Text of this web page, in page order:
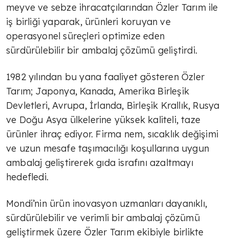
meyve ve sebze ihracatçılarından Özler Tarım ile
iş birliği yaparak, ürünleri koruyan ve
operasyonel süreçleri optimize eden
sürdürülebilir bir ambalaj çözümü geliştirdi.
1982 yılından bu yana faaliyet gösteren Özler
Tarım; Japonya, Kanada, Amerika Birleşik
Devletleri, Avrupa, İrlanda, Birleşik Krallık, Rusya
ve Doğu Asya ülkelerine yüksek kaliteli, taze
ürünler ihraç ediyor. Firma nem, sıcaklık değişimi
ve uzun mesafe taşımacılığı koşullarına uygun
ambalaj geliştirerek gıda israfını azaltmayı
hedefledi.
Mondi’nin ürün inovasyon uzmanları dayanıklı,
sürdürülebilir ve verimli bir ambalaj çözümü
geliştirmek üzere Özler Tarım ekibiyle birlikte